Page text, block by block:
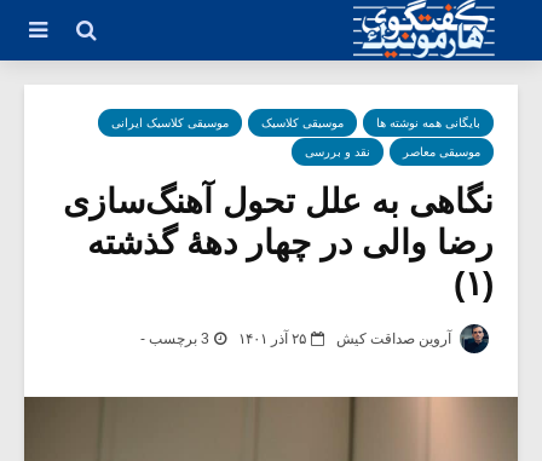
بایگانی همه نوشته ها موسیقی کلاسیک موسیقی کلاسیک ایرانی
موسیقی معاصر نقد و بررسی
نگاهی به علل تحول آهنگ‌سازی
رضا والی در چهار دهۀ گذشته
(۱)
آروین صداقت کیش ۲۵ آذر ۱۴۰۱ 3 برچسب -